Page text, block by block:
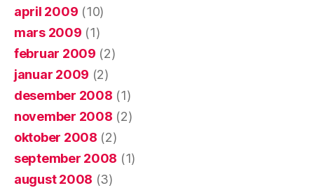
april 2009 (10)
mars 2009 (1)
februar 2009 (2)
januar 2009 (2)
desember 2008 (1)
november 2008 (2)
oktober 2008 (2)
september 2008 (1)
august 2008 (3)